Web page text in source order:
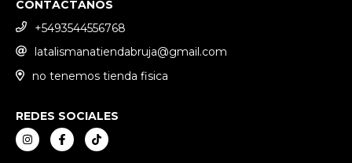
CONTACTANOS
+5493544556768
latalismanatiendabruja@gmail.com
no tenemos tienda fisica
REDES SOCIALES